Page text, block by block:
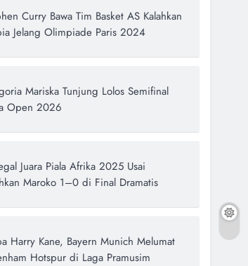
Curry Bawa Tim Basket AS Kalahkan
Jelang Olimpiade Paris 2024
Mariska Tunjung Lolos Semifinal
Open 2026
Juara Piala Afrika 2025 Usai
Maroko 1–0 di Final Dramatis
Harry Kane, Bayern Munich Melumat
Hotspur di Laga Pramusim